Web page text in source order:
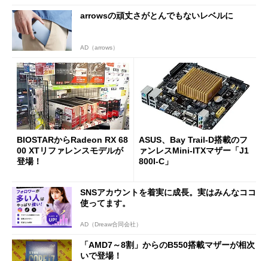
arrowsの頑丈さがとんでもないレベルに
AD（arrows）
BIOSTARからRadeon RX 68
00 XTリファレンスモデルが
登場！
ASUS、Bay Trail-D搭載のフ
ァンレスMini-ITXマザー「J1
800I-C」
SNSアカウントを着実に成長。実はみんなココ
使ってます。
AD（Dreaw合同会社）
「AMD7～8割」からのB550搭載マザーが相次
いで登場！